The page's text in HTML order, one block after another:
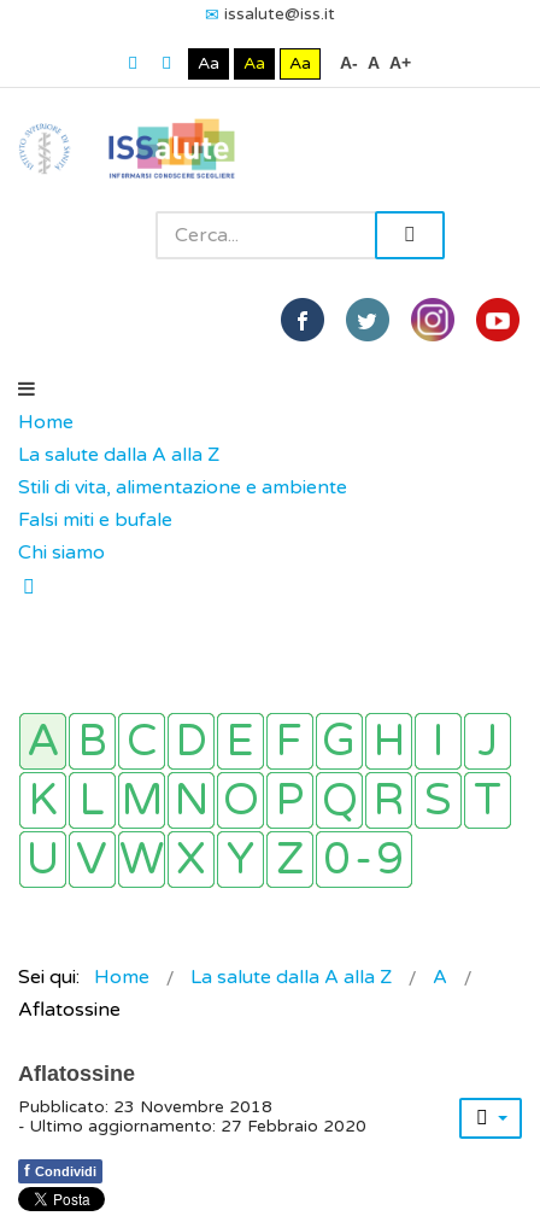
issalute@iss.it
Aa Aa Aa A- A A+
Home
La salute dalla A alla Z
Stili di vita, alimentazione e ambiente
Falsi miti e bufale
Chi siamo
Sei qui: Home La salute dalla A alla Z
A
Aflatossine
Aflatossine
Pubblicato: 23 Novembre 2018
- Ultimo aggiornamento: 27 Febbraio 2020
f Condividi